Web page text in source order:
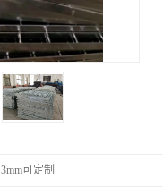
3mm可定制